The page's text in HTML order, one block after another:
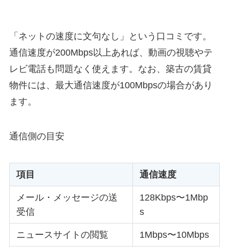
「ネットの速度に文句なし」という口コミです。
通信速度が200Mbps以上あれば、動画の視聴やテ
レビ電話も問題なく使えます。なお、築古の賃貸
物件には、最大通信速度が100Mbpsの場合があり
ます。
通信側の目安
項目 通信速度
メール・メッセージの送
受信
128Kbps〜1Mbp
s
ニュースサイトの閲覧 1Mbps〜10Mbps